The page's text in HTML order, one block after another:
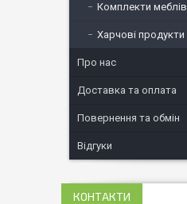
Комплекти меблів
Харчові продукти
Про нас
Доставка та оплата
Повернення та обмін
Відгуки
КОНТАКТИ